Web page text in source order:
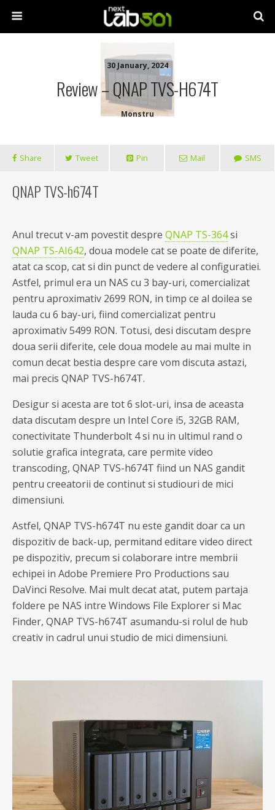
30 January, 2024
Review – QNAP TVS-H674T
Monstru
Share Tweet Pin Mail SMS
QNAP TVS-h674T
Anul trecut v-am povestit despre QNAP TS-364si
QNAP TS-AI642, doua modele cat se poate de diferite,
atat ca scop, cat si din punct de vedere al configuratiei.
Astfel, primul era un NAS cu 3 bay-uri, comercializat
pentru aproximativ 2699 RON, in timp ce al doilea se
lauda cu 6 bay-uri, fiind comercializat pentru
aproximativ 5499 RON. Totusi, desi discutam despre
doua serii diferite, cele doua modele au mai multe in
comun decat bestia despre care vom discuta astazi,
mai precis QNAP TVS-h674T.
Desigur si acesta are tot 6 slot-uri, insa de aceasta
data discutam despre un Intel Core i5, 32GB RAM,
conectivitate Thunderbolt 4 si nu in ultimul rand o
solutie grafica integrata, care permite video
transcoding, QNAP TVS-h674T fiind un NAS gandit
pentru creeatorii de continut si studiouri de mici
dimensiuni.
Astfel, QNAP TVS-h674T nu este gandit doar ca un
dispozitiv de back-up, permitand editare video direct
pe dispozitiv, precum si colaborare intre membrii
echipei in Adobe Premiere Pro Productions sau
DaVinci Resolve. Mai mult decat atat, putem partaja
foldere pe NAS intre Windows File Explorer si Mac
Finder, QNAP TVS-h674T asumandu-si rolul de hub
creativ in cadrul unui studio de mici dimensiuni.